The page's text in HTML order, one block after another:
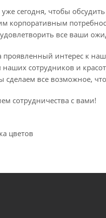
сегодня, чтобы
корпоративным
все ваши
проявленный интерес к
наших сотрудников и
все возможное,
сотрудничества с вами!
цветов